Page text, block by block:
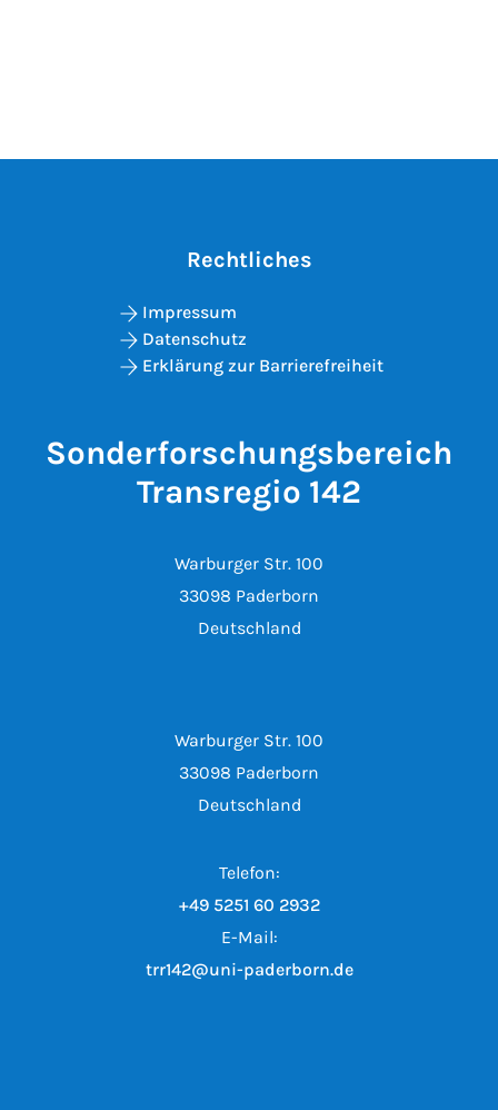
Sonderforschungsbereich
Transregio 142
Warburger Str. 100
33098 Paderborn
Deutschland
Warburger Str. 100
33098 Paderborn
Deutschland
Telefon:
+49 5251 60 2932
E-Mail:
trr142@uni-paderborn.de
Rechtliches
Impressum
Datenschutz
Erklärung zur Barrierefreiheit